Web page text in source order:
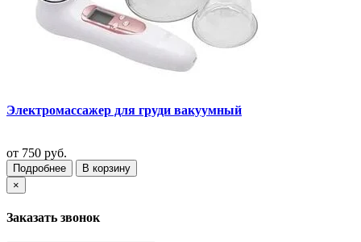
Электромассажер для груди вакуумный
от 750 руб.
Подробнее
В корзину
×
Заказать звонок